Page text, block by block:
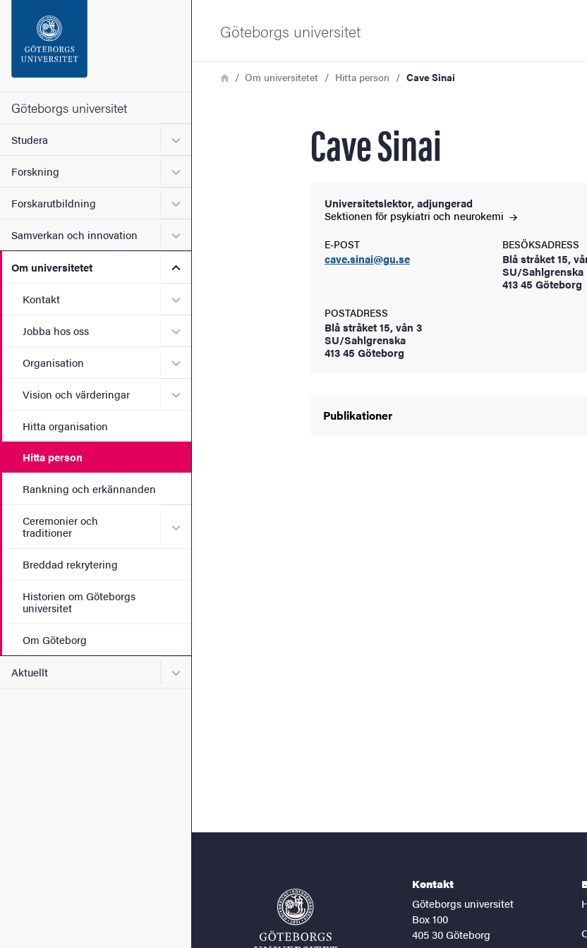
Sidfoten
Om webbplatsen
Göteborgs universitet
Studera Undermeny för Studera
Forskning Undermeny för Forskning
Forskarutbildning Undermeny för Forskarutbildning
Samverkan och innovation Undermeny för Samverkan och innovation
Om universitetet Undermeny för Om universitetet
Kontakt Undermeny för Kontakt
Jobba hos oss Undermeny för Jobba hos oss
Organisation Undermeny för Organisation
Vision och värderingar Undermeny för Vision och värderingar
Hitta organisation
Hitta person
Rankning och erkännanden
Ceremonier och
traditioner
Undermeny för Ceremonier och traditioner
Breddad rekrytering
Historien om Göteborgs
universitet
Om Göteborg
Aktuellt Undermeny för Aktuellt
Göteborgs universitet
LänkstigHemOm universitetet Hitta person Cave Sinai
Cave Sinai
Universitetslektor, adjungerad
Sektionen för psykiatri och neurokemi
E-POST
cave.sinai@gu.se
BESÖKSADRESS
Blå stråket 15,
SU/Sahlgrenska
413 45 Göteborg
POSTADRESS
Blå stråket 15, vån 3
SU/Sahlgrenska
413 45 Göteborg
Publikationer
Kontakt
Göteborgs universitet
Box 100
405 30 Göteborg